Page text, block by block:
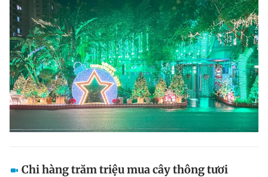
Chi hàng trăm triệu mua cây thông tươi